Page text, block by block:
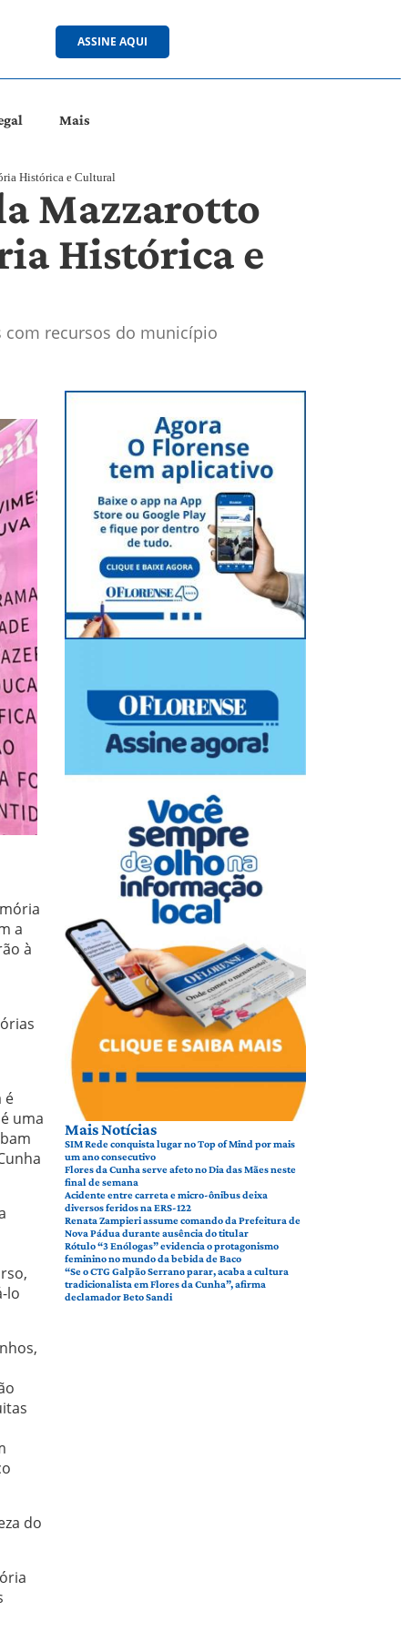
ASSINE AQUI
Mais
Histórica e Cultural
Mazzarotto
Histórica e
com recursos do município
a
à
é
uma
lo
do
Mais Notícias
SIM Rede conquista lugar no Top of Mind por mais
um ano consecutivo
Flores da Cunha serve afeto no Dia das Mães neste
final de semana
Acidente entre carreta e micro-ônibus deixa
diversos feridos na ERS-122
Renata Zampieri assume comando da Prefeitura de
Nova Pádua durante ausência do titular
Rótulo “3 Enólogas” evidencia o protagonismo
feminino no mundo da bebida de Baco
“Se o CTG Galpão Serrano parar, acaba a cultura
tradicionalista em Flores da Cunha”, afirma
declamador Beto Sandi